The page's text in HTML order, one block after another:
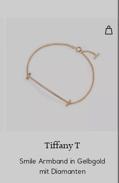
mit mittelgroßen
Tiffany T
Smile Armband in Gelbgold
mit Diamanten